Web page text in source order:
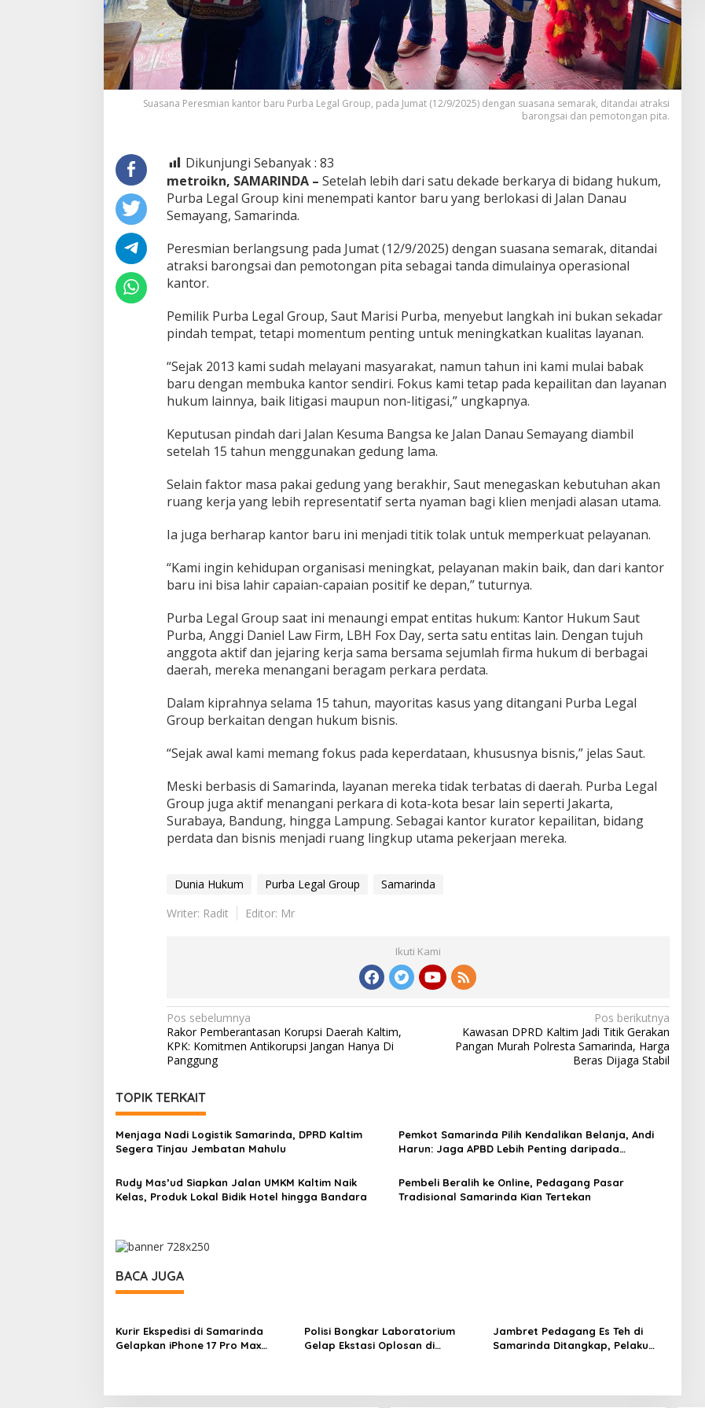
Suasana Peresmian kantor baru Purba Legal Group, pada Jumat (12/9/2025) dengan suasana semarak, ditandai atraksi
barongsai dan pemotongan pita.
Dikunjungi Sebanyak : 83
metroikn, SAMARINDA – Setelah lebih dari satu dekade berkarya di bidang hukum,
Purba Legal Group kini menempati kantor baru yang berlokasi di Jalan Danau
Semayang, Samarinda.
Peresmian berlangsung pada Jumat (12/9/2025) dengan suasana semarak, ditandai
atraksi barongsai dan pemotongan pita sebagai tanda dimulainya operasional
kantor.
Pemilik Purba Legal Group, Saut Marisi Purba, menyebut langkah ini bukan sekadar
pindah tempat, tetapi momentum penting untuk meningkatkan kualitas layanan.
“Sejak 2013 kami sudah melayani masyarakat, namun tahun ini kami mulai babak
baru dengan membuka kantor sendiri. Fokus kami tetap pada kepailitan dan layanan
hukum lainnya, baik litigasi maupun non-litigasi,” ungkapnya.
Keputusan pindah dari Jalan Kesuma Bangsa ke Jalan Danau Semayang diambil
setelah 15 tahun menggunakan gedung lama.
Selain faktor masa pakai gedung yang berakhir, Saut menegaskan kebutuhan akan
ruang kerja yang lebih representatif serta nyaman bagi klien menjadi alasan utama.
Ia juga berharap kantor baru ini menjadi titik tolak untuk memperkuat pelayanan.
“Kami ingin kehidupan organisasi meningkat, pelayanan makin baik, dan dari kantor
baru ini bisa lahir capaian-capaian positif ke depan,” tuturnya.
Purba Legal Group saat ini menaungi empat entitas hukum: Kantor Hukum Saut
Purba, Anggi Daniel Law Firm, LBH Fox Day, serta satu entitas lain. Dengan tujuh
anggota aktif dan jejaring kerja sama bersama sejumlah firma hukum di berbagai
daerah, mereka menangani beragam perkara perdata.
Dalam kiprahnya selama 15 tahun, mayoritas kasus yang ditangani Purba Legal
Group berkaitan dengan hukum bisnis.
“Sejak awal kami memang fokus pada keperdataan, khususnya bisnis,” jelas Saut.
Meski berbasis di Samarinda, layanan mereka tidak terbatas di daerah. Purba Legal
Group juga aktif menangani perkara di kota-kota besar lain seperti Jakarta,
Surabaya, Bandung, hingga Lampung. Sebagai kantor kurator kepailitan, bidang
perdata dan bisnis menjadi ruang lingkup utama pekerjaan mereka.
Dunia Hukum Purba Legal Group
Samarinda
Writer: Radit
Editor: Mr
Ikuti Kami
Navigasi
pos
Pos sebelumnya
Rakor Pemberantasan Korupsi Daerah Kaltim,
KPK: Komitmen Antikorupsi Jangan Hanya Di
Panggung
Pos berikutnya
Kawasan DPRD Kaltim Jadi Titik Gerakan
Pangan Murah Polresta Samarinda, Harga
Beras Dijaga Stabil
TOPIK TERKAIT
Menjaga Nadi Logistik Samarinda, DPRD Kaltim
Segera Tinjau Jembatan Mahulu
Pemkot Samarinda Pilih Kendalikan Belanja, Andi
Harun: Jaga APBD Lebih Penting daripada
Rudy Mas’ud Siapkan Jalan UMKM Kaltim Naik
Kelas, Produk Lokal Bidik Hotel hingga Bandara
Pembeli Beralih ke Online, Pedagang Pasar
Tradisional Samarinda Kian Tertekan
BACA JUGA
Kurir Ekspedisi di Samarinda
Gelapkan iPhone 17 Pro Max
Polisi Bongkar Laboratorium
Gelap Ekstasi Oplosan di
Jambret Pedagang Es Teh di
Samarinda Ditangkap, Pelaku